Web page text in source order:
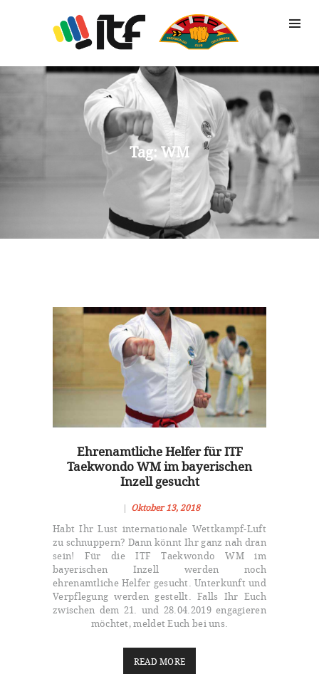
Tag: WM
TRAINING
IMPRESSIONEN
KONTAKT
Oktober 13, 2018 94
Ehrenamtliche Helfer für ITF
Taekwondo WM im bayerischen
Inzell gesucht
Oktober 13, 2018
Habt Ihr Lust internationale Wettkampf-Luft
zu schnuppern? Dann könnt Ihr ganz nah dran
sein! Für die ITF Taekwondo WM im
bayerischen Inzell werden noch
ehrenamtliche Helfer gesucht. Unterkunft und
Verpflegung werden gestellt. Falls Ihr Euch
zwischen dem 21. und 28.04.2019 engagieren
möchtet, meldet Euch bei uns.
READ MORE